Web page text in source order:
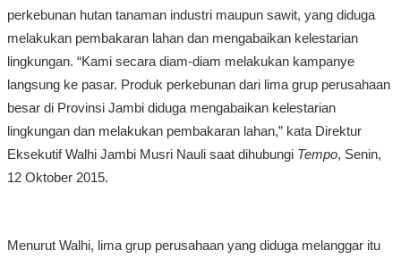
perkebunan hutan tanaman industri maupun sawit, yang diduga
melakukan pembakaran lahan dan mengabaikan kelestarian
lingkungan. “Kami secara diam-diam melakukan kampanye
langsung ke pasar. Produk perkebunan dari lima grup perusahaan
besar di Provinsi Jambi diduga mengabaikan kelestarian
lingkungan dan melakukan pembakaran lahan,” kata Direktur
Eksekutif Walhi Jambi Musri Nauli saat dihubungi Tempo, Senin,
12 Oktober 2015.
Menurut Walhi, lima grup perusahaan yang diduga melanggar itu